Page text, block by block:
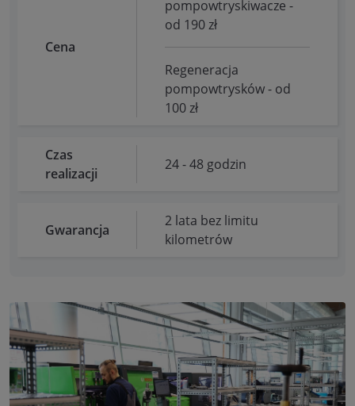
Cena
pompowtryskiwacze -
od 190 zł
Regeneracja
pompowtrysków - od
100 zł
Czas
realizacji
24 - 48 godzin
Gwarancja
2 lata bez limitu
kilometrów